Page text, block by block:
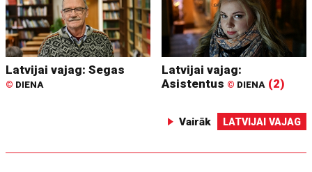
Latvijai vajag: Segas
© DIENA
Latvijai vajag:
Asistentus © DIENA (2)
Vairāk LATVIJAI VAJAG